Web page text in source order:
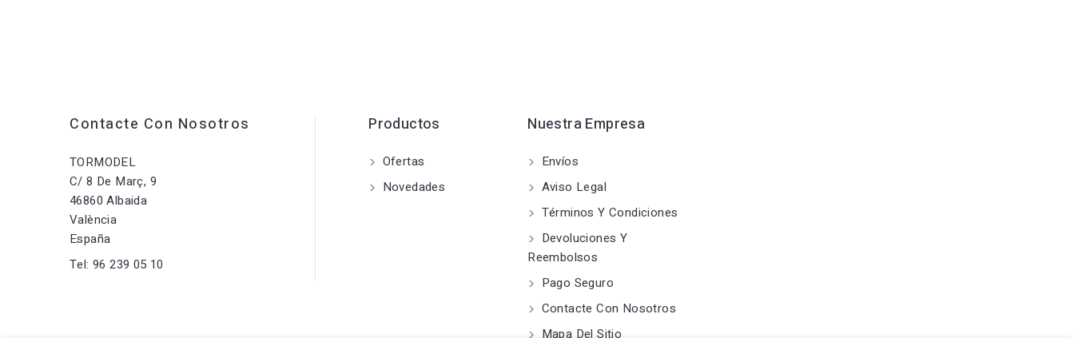
Contacte Con Nosotros
TORMODEL
C/ 8 De Març, 9
46860 Albaida
València
España
Tel: 96 239 05 10
Productos
Ofertas
Novedades
Nuestra Empresa
Envíos
Aviso Legal
Términos Y Condiciones
Devoluciones Y
Reembolsos
Pago Seguro
Contacte Con Nosotros
Mapa Del Sitio